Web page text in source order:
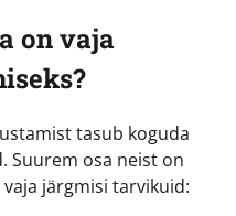
on vaja
tasub koguda
Suurem osa neist on
järgmisi tarvikuid: